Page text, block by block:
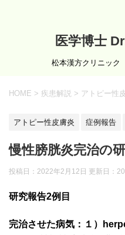
医学博士
松本漢方クリニッ
HOME > 疾患解説 > アトピー性
アトピー性皮膚炎 症例報告
慢性膀胱炎完治の
投稿日：2022年2月12日 更新日：
研究報告2例目
完治させた病気：１）